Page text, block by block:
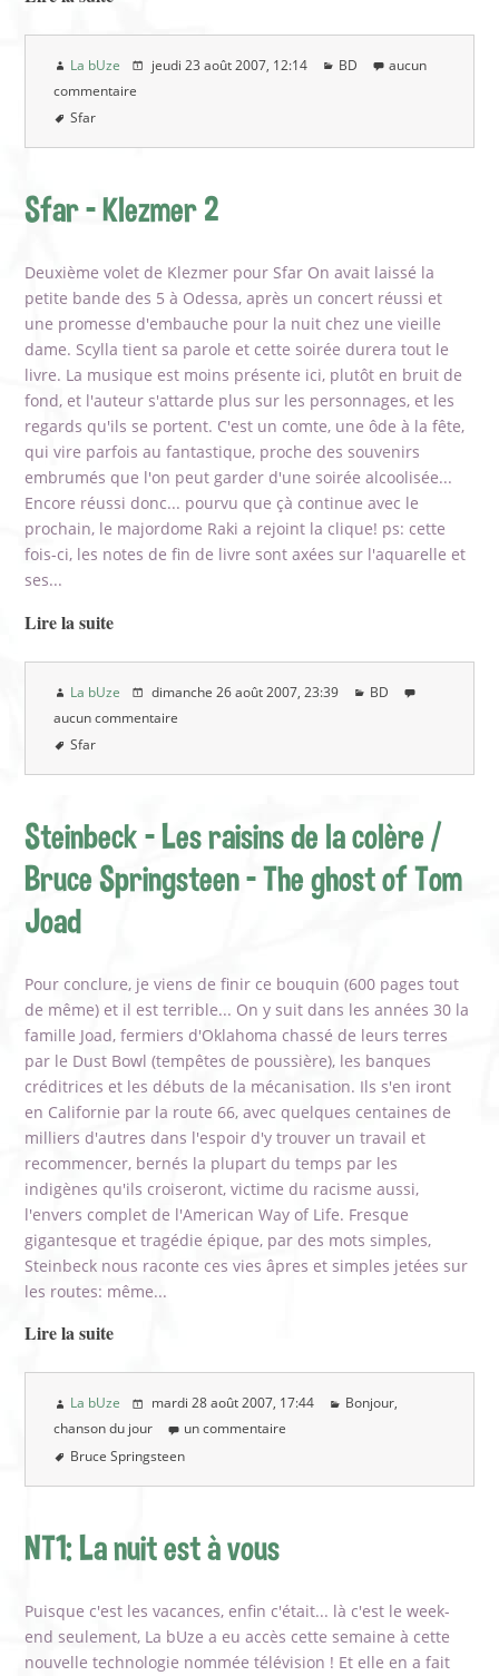
La bUze jeudi 23 août 2007 , 12:14 BD
aucun
commentaire
Sfar
Sfar - Klezmer 2
Deuxième volet de Klezmer pour Sfar On avait laissé la
petite bande des 5 à Odessa, après un concert réussi et
une promesse d'embauche pour la nuit chez une vieille
dame. Scylla tient sa parole et cette soirée durera tout le
livre. La musique est moins présente ici, plutôt en bruit de
fond, et l'auteur s'attarde plus sur les personnages, et les
regards qu'ils se portent. C'est un comte, une ôde à la fête,
qui vire parfois au fantastique, proche des souvenirs
embrumés que l'on peut garder d'une soirée alcoolisée...
Encore réussi donc... pourvu que çà continue avec le
prochain, le majordome Raki a rejoint la clique! ps: cette
fois-ci, les notes de fin de livre sont axées sur l'aquarelle et
ses...
Lire la suite
La bUze dimanche 26 août 2007 , 23:39
BD
aucun commentaire
Sfar
Steinbeck - Les raisins de la colère /
Bruce Springsteen - The ghost of Tom
Joad
Pour conclure, je viens de finir ce bouquin (600 pages tout
de même) et il est terrible... On y suit dans les années 30 la
famille Joad, fermiers d'Oklahoma chassé de leurs terres
par le Dust Bowl (tempêtes de poussière), les banques
créditrices et les débuts de la mécanisation. Ils s'en iront
en Californie par la route 66, avec quelques centaines de
milliers d'autres dans l'espoir d'y trouver un travail et
recommencer, bernés la plupart du temps par les
indigènes qu'ils croiseront, victime du racisme aussi,
l'envers complet de l'American Way of Life. Fresque
gigantesque et tragédie épique, par des mots simples,
Steinbeck nous raconte ces vies âpres et simples jetées sur
les routes: même...
Lire la suite
La bUze mardi 28 août 2007, 17:44
Bonjour,
chanson du jour
un commentaire
Bruce Springsteen
NT1: La nuit est à vous
Puisque c'est les vacances, enfin c'était... là c'est le week-
end seulement, La bUze a eu accès cette semaine à cette
nouvelle technologie nommée télévision ! Et elle en a fait